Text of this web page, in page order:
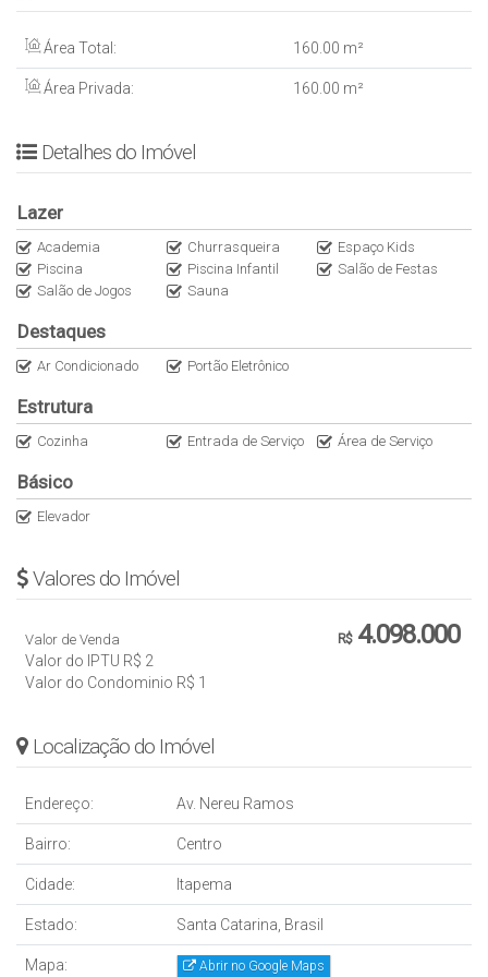
* ⁠Espaço Zen
* ⁠Espaço pet
* ⁠Personal care
* ⁠Brinquedoteca
* ⁠Salão de Festas
* Amplas áreas ao ar livre
INFORMAÇÕES ADICIONAIS
– Área Privativa: 160 m²
– ⁠Condomínio: R$ 1.300,00 aprox.
– Data de entrega: Jul/24
– ⁠Forma de visita: Marcar com antecedência, visitas marcadas
Área Total: 160 .00 m²
Área Privada: 160 .00 m²
Detalhes do Imóvel
Lazer
Academia Churrasqueira
Espaço Kids
Piscina
Piscina Infantil
Salão de Festas
Salão de Jogos
Sauna
Destaques
Ar Condicionado Portão Eletrônico
Estrutura
Cozinha Entrada de Serviço Área de Serviço
Básico
Elevador
Valores do Imóvel
R$4.098.000
Valor de Venda
Valor do IPTU R$ 2
Valor do Condominio R$ 1
Localização do Imóvel
Endereço: Av. Nereu Ramos
Bairro: Centro
Cidade: Itapema
Estado: Santa Catarina, Brasil
Mapa: Abrir no Google Maps